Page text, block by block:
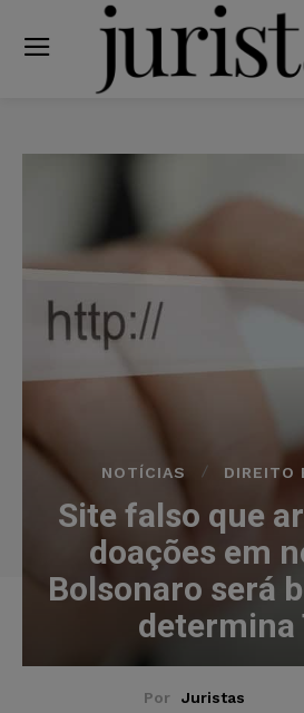
NOTÍCIAS DIREITO
Site falso que
doações em
Bolsonaro será
determina
Por Juristas